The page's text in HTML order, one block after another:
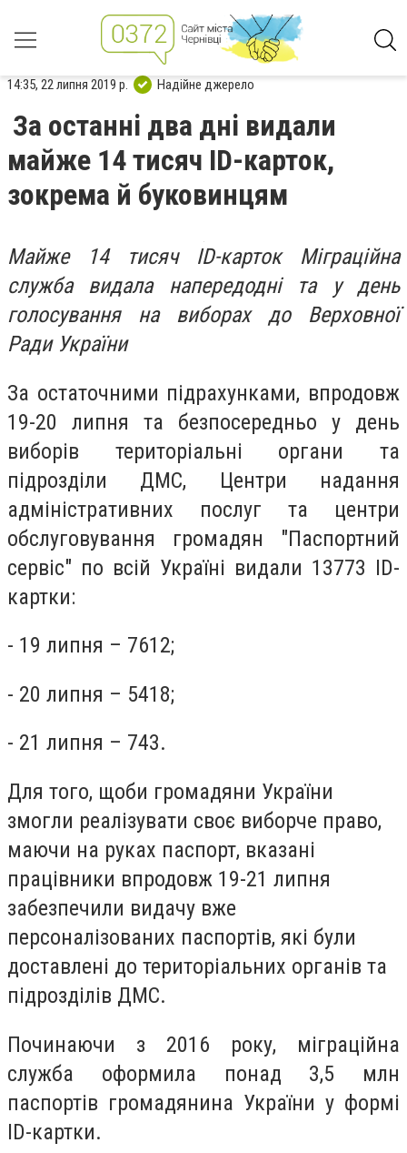
14:35, 22 липня 2019 р. Надійне джерело
За останні два дні видали
майже 14 тисяч ID-карток,
зокрема й буковинцям
Майже 14 тисяч ID-карток Міграційна
служба видала напередодні та у день
голосування на виборах до Верховної
Ради України
За остаточними підрахунками, впродовж
19-20 липня та безпосередньо у день
виборів територіальні органи та
підрозділи ДМС, Центри надання
адміністративних послуг та центри
обслуговування громадян "Паспортний
сервіс" по всій Україні видали 13773 ID-
картки:
- 19 липня – 7612;
- 20 липня – 5418;
- 21 липня – 743.
Для того, щоби громадяни України
змогли реалізувати своє виборче право,
маючи на руках паспорт, вказані
працівники впродовж 19-21 липня
забезпечили видачу вже
персоналізованих паспортів, які були
доставлені до територіальних органів та
підрозділів ДМС.
Починаючи з 2016 року, міграційна
служба оформила понад 3,5 млн
паспортів громадянина України у формі
ID-картки.